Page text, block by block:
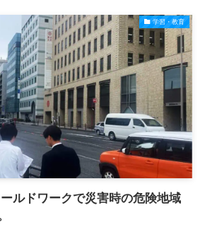
学習・教育
ールドワークで災害時の危険地域